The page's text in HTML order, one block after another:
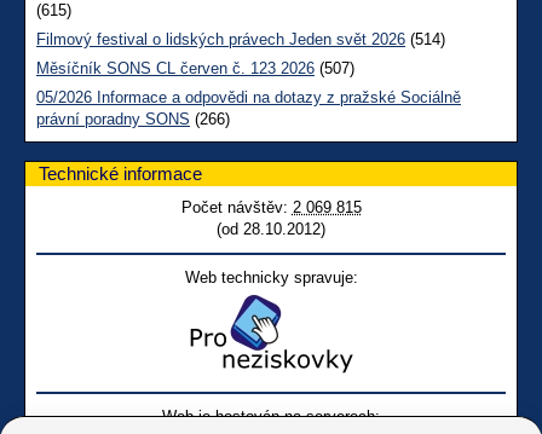
(615)
Filmový festival o lidských právech Jeden svět 2026 (514)
Měsíčník SONS CL červen č. 123 2026 (507)
05/2026 Informace a odpovědi na dotazy z pražské Sociálně
právní poradny SONS (266)
Technické informace
Počet návštěv: 2 069 815
(od 28.10.2012)
Web technicky spravuje:
Web je hostován na serverech: